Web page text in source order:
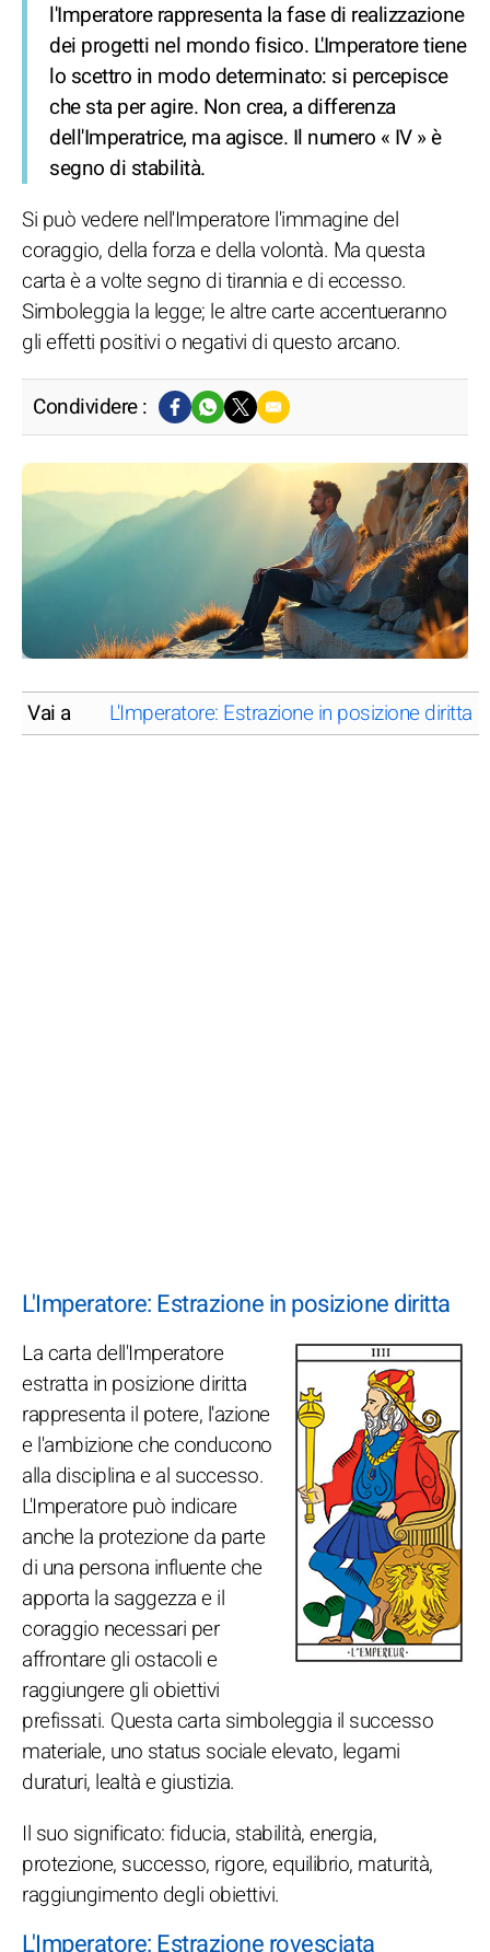
l'Imperatore rappresenta la fase di realizzazione
dei progetti nel mondo fisico. L'Imperatore tiene
lo scettro in modo determinato: si percepisce
che sta per agire. Non crea, a differenza
dell'Imperatrice, ma agisce. Il numero « IV » è
segno di stabilità.
Si può vedere nell'Imperatore l'immagine del
coraggio, della forza e della volontà. Ma questa
carta è a volte segno di tirannia e di eccesso.
Simboleggia la legge; le altre carte accentueranno
gli effetti positivi o negativi di questo arcano.
Condividere :
Vai a L'Imperatore: Estrazione in posizione diritta
L'Imperatore: Estrazione in posizione diritta
La carta dell'Imperatore
estratta in posizione diritta
rappresenta il potere, l'azione
e l'ambizione che conducono
alla disciplina e al successo.
L'Imperatore può indicare
anche la protezione da parte
di una persona influente che
apporta la saggezza e il
coraggio necessari per
affrontare gli ostacoli e
raggiungere gli obiettivi
prefissati. Questa carta simboleggia il successo
materiale, uno status sociale elevato, legami
duraturi, lealtà e giustizia.
Il suo significato: fiducia, stabilità, energia,
protezione, successo, rigore, equilibrio, maturità,
raggiungimento degli obiettivi.
L'Imperatore: Estrazione rovesciata